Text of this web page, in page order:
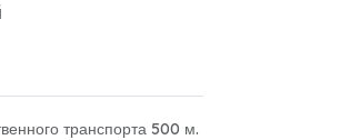
транспорта 500 м.